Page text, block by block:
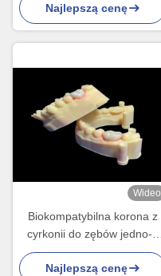
biologiczną
Najlepszą cenę
Wideo
Biokompatybilna korona z
cyrkonii do zębów jedno- i
wielokrotnych
Najlepszą cenę